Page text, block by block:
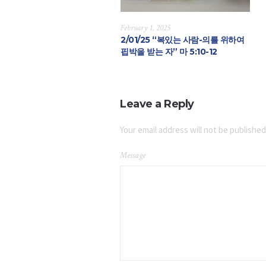
February 1, 2025
2/01/25 “복있는 사람-의를 위하여
핍박을 받는 자” 마 5:10-12
Leave a Reply
Your email address will not be
Message